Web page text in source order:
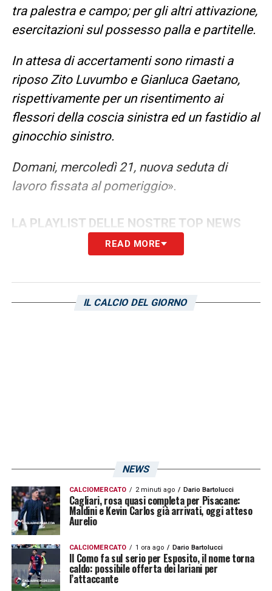
tra palestra e campo; per gli altri attivazione,
esercitazioni sul possesso palla e partitelle.
In attesa di accertamenti sono rimasti a
riposo Zito Luvumbo e Gianluca Gaetano,
rispettivamente per un risentimento ai
flessori della coscia sinistra ed un fastidio al
ginocchio sinistro.
Domani, mercoledì 21, nuova seduta di
lavoro fissata al pomeriggio».
LA PLAYLIST DELLE NOSTRE TOP NEWS
READ MORE
IL CALCIO DEL GIORNO
NEWS
CALCIOMERCATO 2 minuti ago Dario Bartolucci
Cagliari, rosa quasi completa per Pisacane:
Maldini e Kevin Carlos già arrivati, oggi atteso
Aurelio
CALCIOMERCATO 1 ora ago Dario Bartolucci
Il Como fa sul serio per Esposito, il nome torna
caldo: possibile offerta dei lariani per
l’attaccante